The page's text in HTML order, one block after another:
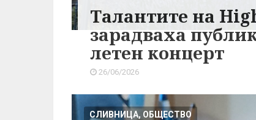
Талантите на
зарадваха
летен концерт
26/06/2026
СЛИВНИЦА, ОБЩЕСТВО